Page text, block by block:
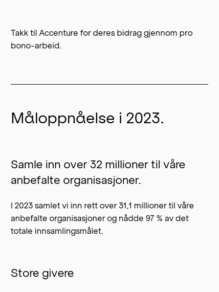
Takk til Accenture for deres bidrag gjennom pro
bono-arbeid.
Måloppnåelse i 2023.
Samle inn over 32 millioner til våre
anbefalte organisasjoner.
I 2023 samlet vi inn rett over 31,1 millioner til våre
anbefalte organisasjoner og nådde 97 % av det
totale innsamlingsmålet.
Store givere